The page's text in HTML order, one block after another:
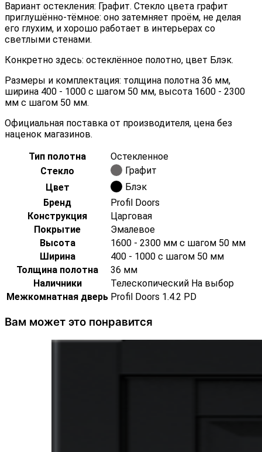
Вариант остекления: Графит. Стекло цвета графит
приглушённо-тёмное: оно затемняет проём, не делая
его глухим, и хорошо работает в интерьерах со
светлыми стенами.
Конкретно здесь: остеклённое полотно, цвет Блэк.
Размеры и комплектация: толщина полотна 36 мм,
ширина 400 - 1000 с шагом 50 мм, высота 1600 - 2300
мм с шагом 50 мм.
Официальная поставка от производителя, цена без
наценок магазинов.
Тип полотна
Остекленное
Стекло
Графит
Цвет
Блэк
Бренд
Profil Doors
Конструкция
Царговая
Покрытие
Эмалевое
Высота
1600 - 2300 мм с шагом 50 мм
Ширина
400 - 1000 с шагом 50 мм
Толщина полотна
36 мм
Наличники
Телескопический На выбор
Межкомнатная дверь Profil Doors 1.4.2 PD
Вам может это понравится